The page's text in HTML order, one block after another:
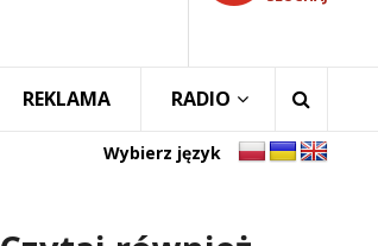
REKLAMA RADIO
Wybierz język